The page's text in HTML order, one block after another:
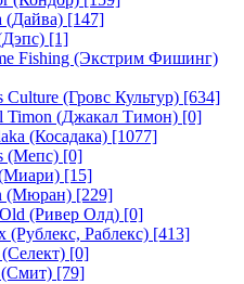
(Дайва) [147]
[1]
Fishing (Экстрим Фишинг)
(Гровс Культур) [634]
Timon (Джакал Тимон) [0]
(Косадака) [1077]
(Мепс) [0]
[15]
(Мюран) [229]
(Ривер Олд) [0]
(Рублекс, Раблекс) [413]
[0]
(Смит) [79]